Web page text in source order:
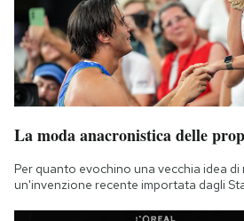
La moda anacronistica delle
Per quanto evochino una vecchia idea
un'invenzione recente importata dagli